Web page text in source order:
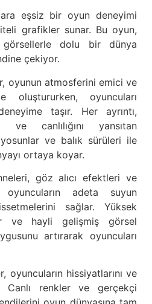
eşsiz bir oyun deneyimi
grafikler sunar. Bu oyun,
dolu bir dünya
çekiyor.
oyunun atmosferini emici ve
oyuncuları
taşır. Her ayrıntı,
ve canlılığını yansıtan
ve balık sürüleri ile
ortaya koyar.
göz alıcı efektleri ve
oyuncuların adeta suyun
sağlar. Yüksek
ve hayli gelişmiş görsel
artırarak oyuncuları
oyuncuların hissiyatlarını ve
Canlı renkler ve gerçekçi